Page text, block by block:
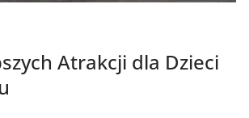
Atrakcji dla Dzieci